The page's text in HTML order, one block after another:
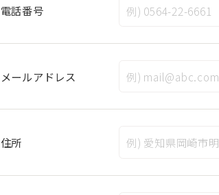
電話番号
メールアドレス
住所